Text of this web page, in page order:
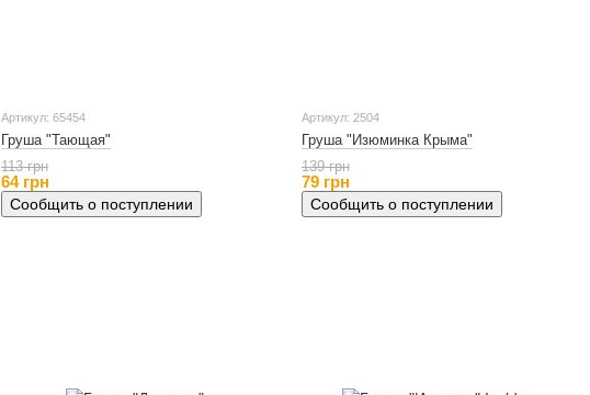
Артикул: 65454
Груша "Тающая"
113 грн
64 грн
Сообщить о поступлении
Артикул: 2504
Груша "Изюминка Крыма"
139 грн
79 грн
Сообщить о поступлении